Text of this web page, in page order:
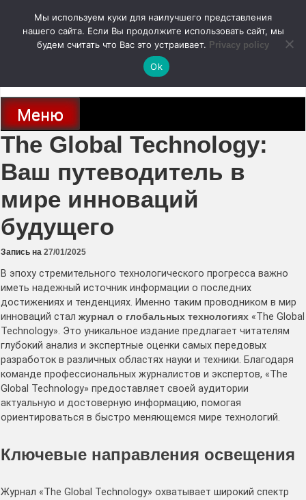
содержимому
autodoc24.ru
Новости про современные автомобили и не только, новинки зарубежного
и отечественного автопрома
Меню
The Global Technology:
Ваш путеводитель в
мире инноваций
будущего
Запись на 27/01/2025
В эпоху стремительного технологического прогресса важно
иметь надежный источник информации о последних
достижениях и тенденциях. Именно таким проводником в мир
инноваций стал журнал о глобальных технологиях «The Global
Technology». Это уникальное издание предлагает читателям
глубокий анализ и экспертные оценки самых передовых
разработок в различных областях науки и техники. Благодаря
команде профессиональных журналистов и экспертов, «The
Global Technology» предоставляет своей аудитории
актуальную и достоверную информацию, помогая
ориентироваться в быстро меняющемся мире технологий.
Ключевые направления освещения
Журнал «The Global Technology» охватывает широкий спектр
Мы используем куки для наилучшего представления
нашего сайта. Если Вы продолжите использовать сайт, мы
будем считать что Вас это устраивает. Privacy policy
Ok